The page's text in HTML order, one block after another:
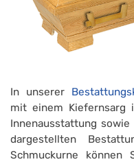
In unserer
mit einem Kiefernsarg
Innenausstattung
dargestellten
Schmuckurne können